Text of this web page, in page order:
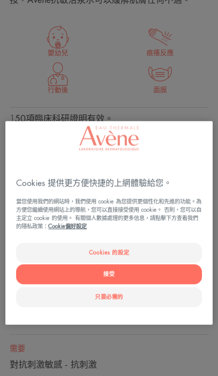
嬰幼兒 痕癢反應
行動後 面膜
150項臨床科研證明有效。
舒緩敏感不適、加強保護、重新平衡
霧
可用於
全家人 - 接受抗癌療程或療程後的人
0個月以上
需要
對抗刺激敏感 - 抗刺激
Cookies 提供更方便快捷的上網體驗給您。
當您使用我們的網站時，我們使用 cookie 為您提供更個性化和先進的功能。為
方便您繼續使用網站上的導航，您可以直接接受使用 cookie。 否則，您可以自
主定立 cookie 的使用。 有關個人數據處理的更多信息，請點擊下方查看我們
的隱私政策：Cookie偏好設定
Cookies 的設定
只要必需的
接受